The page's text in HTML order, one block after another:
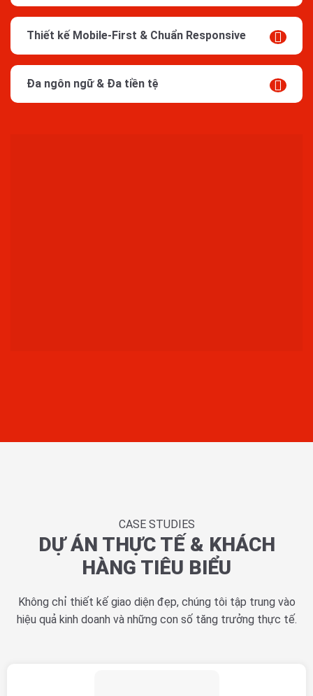
Thiết kế Mobile-First & Chuẩn Responsive
Đa ngôn ngữ & Đa tiền tệ
CASE STUDIES
DỰ ÁN THỰC TẾ & KHÁCH
HÀNG TIÊU BIỂU
Không chỉ thiết kế giao diện đẹp, chúng tôi tập trung vào
hiệu quả kinh doanh và những con số tăng trưởng thực tế.